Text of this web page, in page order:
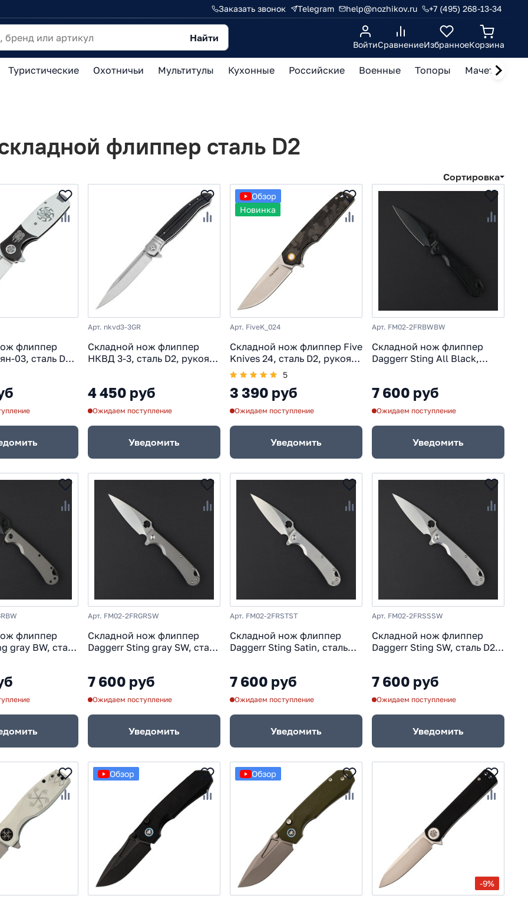
Заказать звонок Telegram help@nozhikov.ru +7 (495) 268-13-34
Найти
ВойтиСравнениеИзбранноеКорзина
Туристические Охотничьи Мультитулы Кухонные Российские Военные Топоры Мачете,
флиппер сталь D2
Сортировка
флиппер
03, сталь D2,
Арт. nkvd3-3GR
Складной нож флиппер
НКВД 3-3, сталь D2, рукоять
4 450 руб
Ожидаем поступление
Уведомить
Обзор
Новинка
Арт. FiveK_024
Складной нож флиппер Five
Knives 24, сталь D2, рукоять
карбон, черный
5
3 390 руб
Ожидаем поступление
Уведомить
Арт. FM02-2FRBWBW
Складной нож флиппер
Daggerr Sting All Black,
7 600 руб
Ожидаем поступление
Уведомить
флиппер
gray BW, сталь
Арт. FM02-2FRGRSW
Складной нож флиппер
Daggerr Sting gray SW, сталь
7 600 руб
Ожидаем поступление
Уведомить
Арт. FM02-2FRSTST
Складной нож флиппер
Daggerr Sting Satin, сталь
7 600 руб
Ожидаем поступление
Уведомить
Арт. FM02-2FRSSSW
Складной нож флиппер
Daggerr Sting SW, сталь D2,
7 600 руб
Ожидаем поступление
Уведомить
Обзор Обзор
-9%